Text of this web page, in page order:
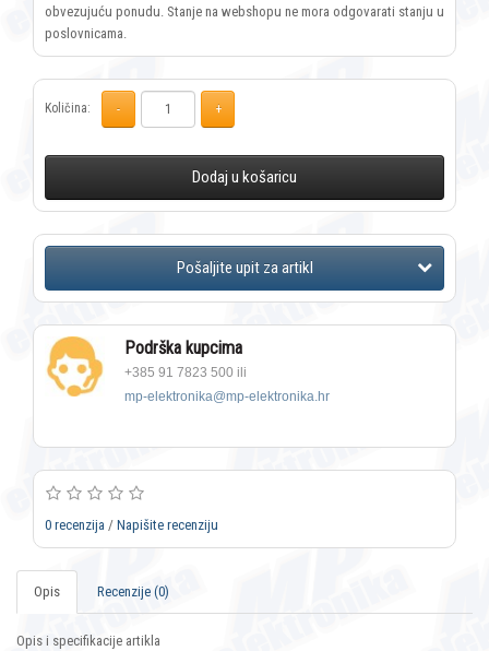
obvezujuću ponudu. Stanje na webshopu ne mora odgovarati stanju u
poslovnicama.
Količina:
Dodaj u košaricu
Podrška kupcima
+385 91 7823 500 ili
mp-elektronika@mp-elektronika.hr
0 recenzija / Napišite recenziju
Opis Recenzije (0)
Opis i specifikacije artikla